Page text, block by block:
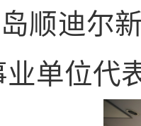
顺迪尔
单位代